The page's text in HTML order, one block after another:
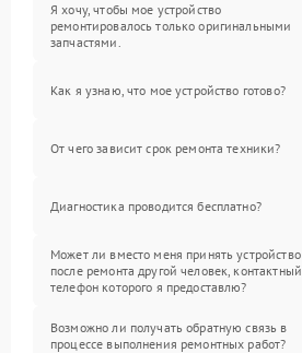
Я хочу, чтобы мое устройство
ремонтировалось только оригинальными
запчастями.
Как я узнаю, что мое устройство готово?
От чего зависит срок ремонта техники?
Диагностика проводится бесплатно?
Может ли вместо меня принять устройство
после ремонта другой человек, контактный
телефон которого я предоставлю?
Возможно ли получать обратную связь в
процессе выполнения ремонтных работ?